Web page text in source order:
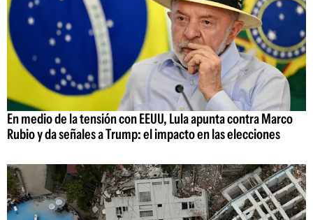
En medio de la tensión con EEUU, Lula apunta contra Marco
Rubio y da señales a Trump: el impacto en las elecciones